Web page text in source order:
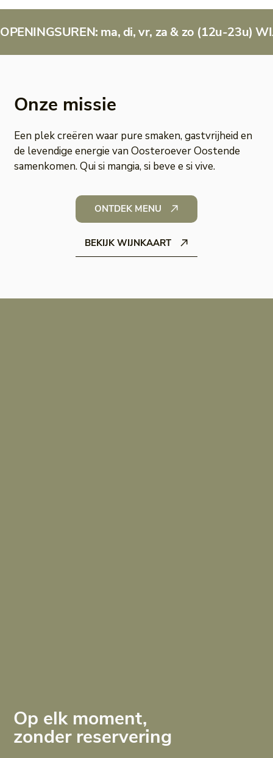
OPENINGSUREN: ma, di, vr, za & zo (12u-23u)
Onze missie
Een plek creëren waar pure smaken, gastvrijheid en
de levendige energie van Oosteroever Oostende
samenkomen. Qui si mangia, si beve e si vive.
ONTDEK MENU
BEKIJK WIJNKAART
Op elk moment,
zonder reservering